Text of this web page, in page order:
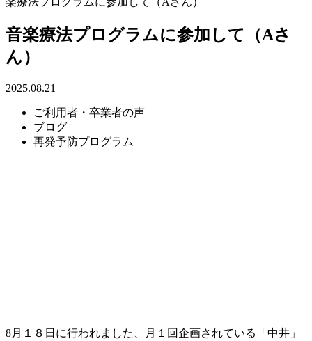
音楽療法プログラムに参加して（Aさ
ん）
2025.08.21
ご利用者・卒業者の声
ブログ
再発予防プログラム
8月１８日に行われました、月１回企画されている「中井」